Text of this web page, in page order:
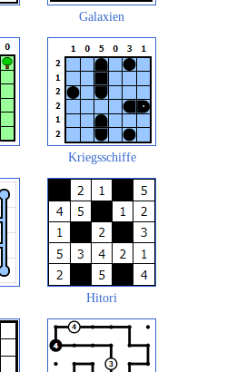
Galaxien
Kriegsschiffe
Hitori